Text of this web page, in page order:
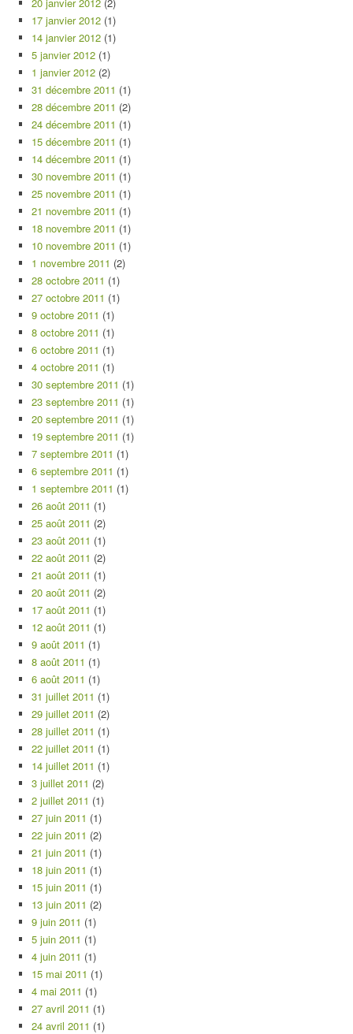
17 janvier 2012 (1)
14 janvier 2012 (1)
5 janvier 2012 (1)
1 janvier 2012 (2)
31 décembre 2011 (1)
28 décembre 2011 (2)
24 décembre 2011 (1)
15 décembre 2011 (1)
14 décembre 2011 (1)
30 novembre 2011 (1)
25 novembre 2011 (1)
21 novembre 2011 (1)
18 novembre 2011 (1)
10 novembre 2011 (1)
1 novembre 2011 (2)
28 octobre 2011 (1)
27 octobre 2011 (1)
9 octobre 2011 (1)
8 octobre 2011 (1)
6 octobre 2011 (1)
4 octobre 2011 (1)
30 septembre 2011 (1)
23 septembre 2011 (1)
20 septembre 2011 (1)
19 septembre 2011 (1)
7 septembre 2011 (1)
6 septembre 2011 (1)
1 septembre 2011 (1)
26 août 2011 (1)
25 août 2011 (2)
23 août 2011 (1)
22 août 2011 (2)
21 août 2011 (1)
20 août 2011 (2)
17 août 2011 (1)
12 août 2011 (1)
9 août 2011 (1)
8 août 2011 (1)
6 août 2011 (1)
31 juillet 2011 (1)
29 juillet 2011 (2)
28 juillet 2011 (1)
22 juillet 2011 (1)
14 juillet 2011 (1)
3 juillet 2011 (2)
2 juillet 2011 (1)
27 juin 2011 (1)
22 juin 2011 (2)
21 juin 2011 (1)
18 juin 2011 (1)
15 juin 2011 (1)
13 juin 2011 (2)
9 juin 2011 (1)
5 juin 2011 (1)
4 juin 2011 (1)
15 mai 2011 (1)
4 mai 2011 (1)
27 avril 2011 (1)
24 avril 2011 (1)